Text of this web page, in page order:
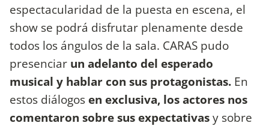
espectacularidad de la puesta en escena, el
show se podrá disfrutar plenamente desde
todos los ángulos de la sala. CARAS pudo
presenciar un adelanto del esperado
musical y hablar con sus protagonistas. En
estos diálogos en exclusiva, los actores nos
comentaron sobre sus expectativasy sobre